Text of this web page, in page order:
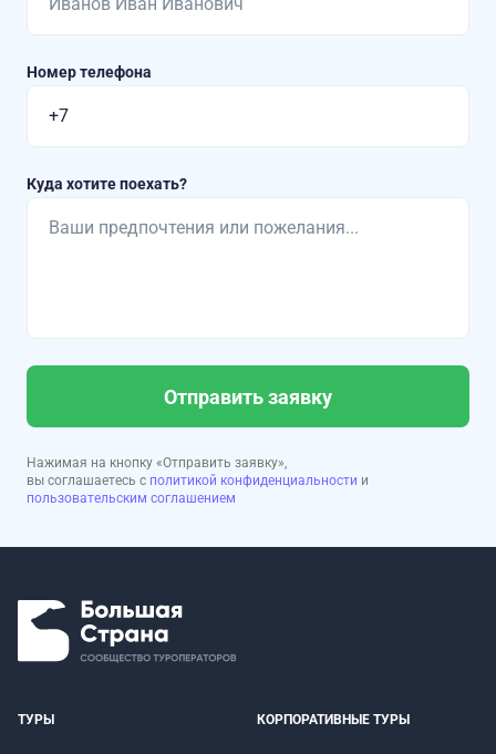
Номер телефона
Куда хотите поехать?
Отправить заявку
Нажимая на кнопку «Отправить заявку»,
вы соглашаетесь с политикой конфиденциальности и
пользовательским соглашением
ТУРЫ КОРПОРАТИВНЫЕ ТУРЫ